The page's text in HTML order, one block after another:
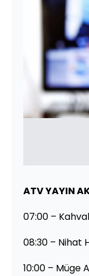
ATV YAYIN
07:00 –
08:30 – Nihat
10:00 – Müge